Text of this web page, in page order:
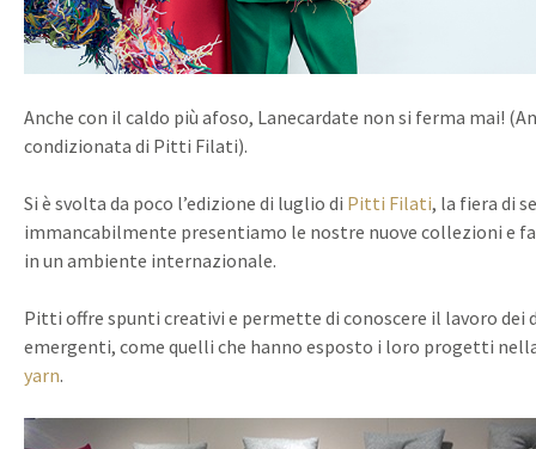
Anche con il caldo più afoso, Lanecardate non si ferma mai!
condizionata di Pitti Filati).
Si è svolta da poco l’edizione di luglio di Pitti Filati, la fiera di
immancabilmente presentiamo le nostre nuove collezioni e
in un ambiente internazionale.
Pitti offre spunti creativi e permette di conoscere il lavoro dei
emergenti, come quelli che hanno esposto i loro progetti
yarn.